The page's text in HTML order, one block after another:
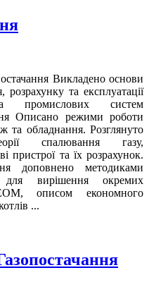
Викладено основи
розрахунку та експлуатації
промислових систем
Описано режими роботи
та обладнання. Розглянуто
спалювання газу,
пристрої та їх розрахунок.
доповнено методиками
для вирішення окремих
описом економного
...